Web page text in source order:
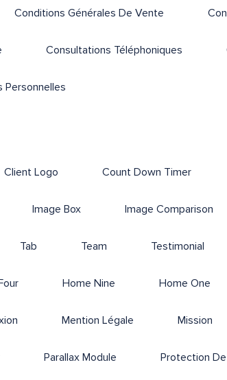
Conditions Générales De Vente
Consultations Téléphoniques
Personnelles
Client Logo Count Down Timer
Image Box Image Comparison
Tab Team Testimonial
Home Nine Home One
Mention Légale Mission
Parallax Module Protection